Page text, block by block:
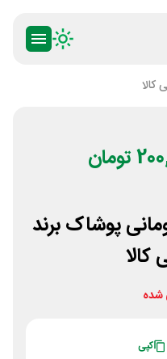
کالا
هزار تومانی پوشاک برند
کالا
شده
کپی